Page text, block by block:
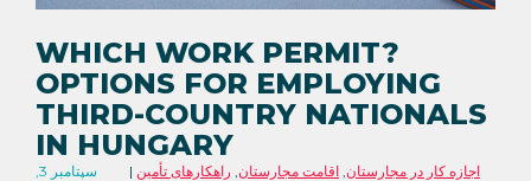
WHICH WORK PERMIT?
OPTIONS FOR EMPLOYING
THIRD-COUNTRY NATIONALS
IN HUNGARY
سپتامبر 3,
اجازه کار در مجارستان, اقامت مجارستان, راهکارهای تأمین